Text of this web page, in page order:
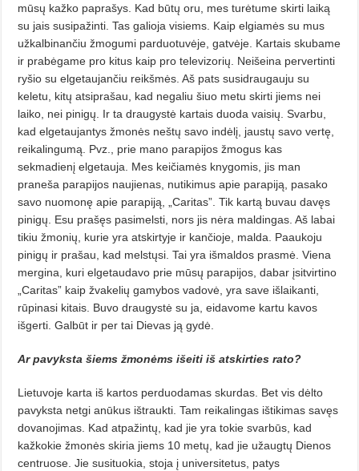
mūsų kažko paprašys. Kad būtų oru, mes turėtume skirti laiką
su jais susipažinti. Tas galioja visiems. Kaip elgiamės su mus
užkalbinančiu žmogumi parduotuvėje, gatvėje. Kartais skubame
ir prabėgame pro kitus kaip pro televizorių. Neišeina pervertinti
ryšio su elgetaujančiu reikšmės. Aš pats susidraugauju su
keletu, kitų atsiprašau, kad negaliu šiuo metu skirti jiems nei
laiko, nei pinigų. Ir ta draugystė kartais duoda vaisių. Svarbu,
kad elgetaujantys žmonės neštų savo indėlį, jaustų savo vertę,
reikalingumą. Pvz., prie mano parapijos žmogus kas
sekmadienį elgetauja. Mes keičiamės knygomis, jis man
praneša parapijos naujienas, nutikimus apie parapiją, pasako
savo nuomonę apie parapiją, „Caritas”. Tik kartą buvau davęs
pinigų. Esu prašęs pasimelsti, nors jis nėra maldingas. Aš labai
tikiu žmonių, kurie yra atskirtyje ir kančioje, malda. Paaukoju
pinigų ir prašau, kad melstųsi. Tai yra išmaldos prasmė. Viena
mergina, kuri elgetaudavo prie mūsų parapijos, dabar įsitvirtino
„Caritas” kaip žvakelių gamybos vadovė, yra save išlaikanti,
rūpinasi kitais. Buvo draugystė su ja, eidavome kartu kavos
išgerti. Galbūt ir per tai Dievas ją gydė.
Ar pavyksta šiems žmonėms išeiti iš atskirties rato?
Lietuvoje karta iš kartos perduodamas skurdas. Bet vis dėlto
pavyksta netgi anūkus ištraukti. Tam reikalingas ištikimas savęs
dovanojimas. Kad atpažintų, kad jie yra tokie svarbūs, kad
kažkokie žmonės skiria jiems 10 metų, kad jie užaugtų Dienos
centruose. Jie susituokia, stoja į universitetus, patys